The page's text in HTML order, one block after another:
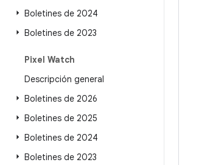
Boletines de 2024
Boletines de 2023
Pixel Watch
Descripción general
Boletines de 2026
Boletines de 2025
Boletines de 2024
Boletines de 2023